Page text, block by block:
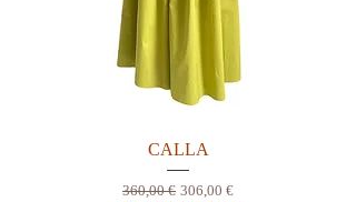
CALLA
Prix original
360,00 € Prix promotionnel
306,00 €